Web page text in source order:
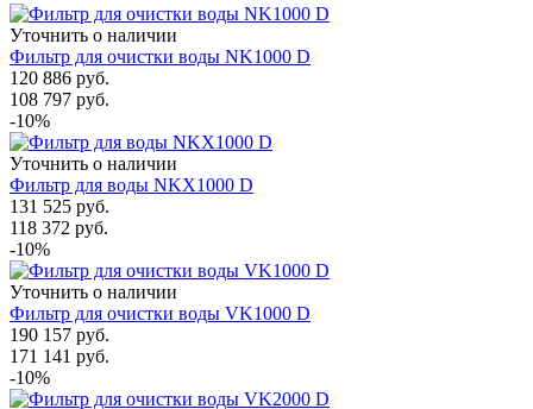
Уточнить о наличии
Фильтр для очистки воды NK1000 D
120 886 руб.
108 797 руб.
-10%
Уточнить о наличии
Фильтр для воды NKX1000 D
131 525 руб.
118 372 руб.
-10%
Уточнить о наличии
Фильтр для очистки воды VK1000 D
190 157 руб.
171 141 руб.
-10%